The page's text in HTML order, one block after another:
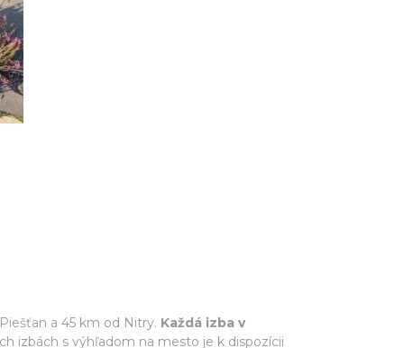
a 45 km od Nitry. Každá izba v
izbách s výhľadom na mesto je k dispozícii